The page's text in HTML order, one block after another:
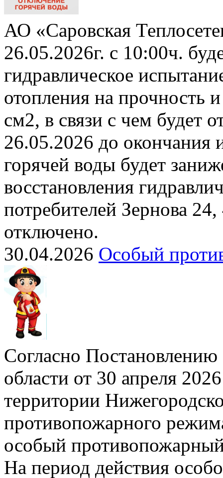
АО «Саровская
26.05.2026г. с 10:00ч.
гидравлическое
отопления на прочность
см2, в связи с чем будет
26.05.2026 до окончания
горячей воды будет
восстановления
потребителей Зернова
отключено.
30.04.2026 Особый
Согласно
области от 30 апреля
территории
противопожарного
особый
На период действия